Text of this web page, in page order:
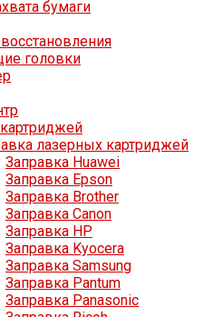
бумаги
головки
лазерных картриджей
Заправка Huawei
Заправка Epson
Заправка Brother
Заправка Canon
Заправка HP
Заправка Kyocera
Заправка Samsung
Заправка Pantum
Заправка Panasonic